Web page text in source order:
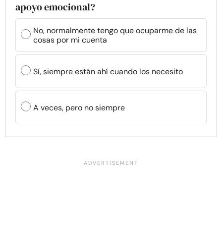
apoyo emocional?
No, normalmente tengo que ocuparme de las
cosas por mi cuenta
Sí, siempre están ahí cuando los necesito
A veces, pero no siempre